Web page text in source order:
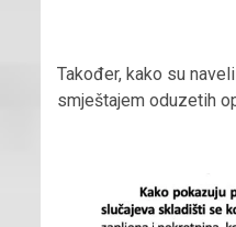
Također, kako su
smještajem oduzetih